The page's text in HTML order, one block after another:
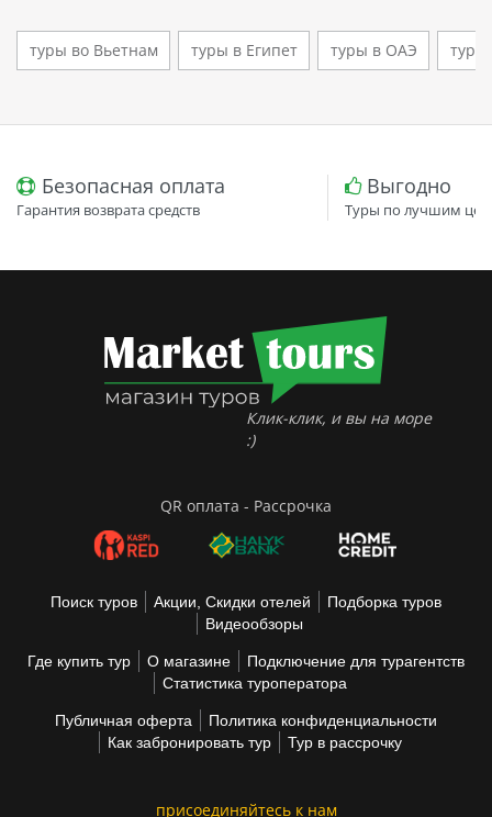
туры во Вьетнам туры в Египет туры в ОАЭ
Безопасная оплата
Гарантия возврата средств
Выгодно
Туры по лучшим
Клик-клик, и вы на море
:)
QR оплата - Рассрочка
Поиск туров Акции, Скидки отелей
Подборка туров
Видеообзоры
Где купить тур О магазине
Подключение для турагентств
Статистика туроператора
Публичная оферта
Политика конфиденциальности
Как забронировать тур
Тур в рассрочку
присоединяйтесь к нам